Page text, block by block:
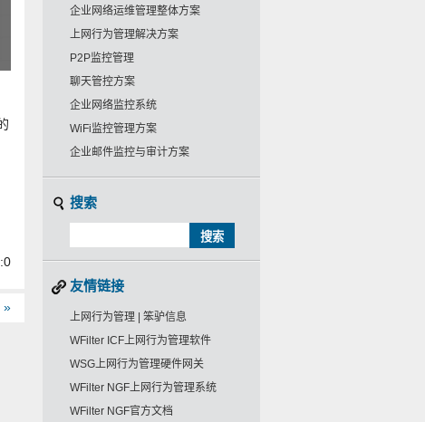
»
企业网络运维管理整体方案
上网行为管理解决方案
P2P监控管理
聊天管控方案
企业网络监控系统
WiFi监控管理方案
企业邮件监控与审计方案
搜索
友情链接
上网行为管理 | 笨驴信息
WFilter ICF上网行为管理软件
WSG上网行为管理硬件网关
WFilter NGF上网行为管理系统
WFilter NGF官方文档